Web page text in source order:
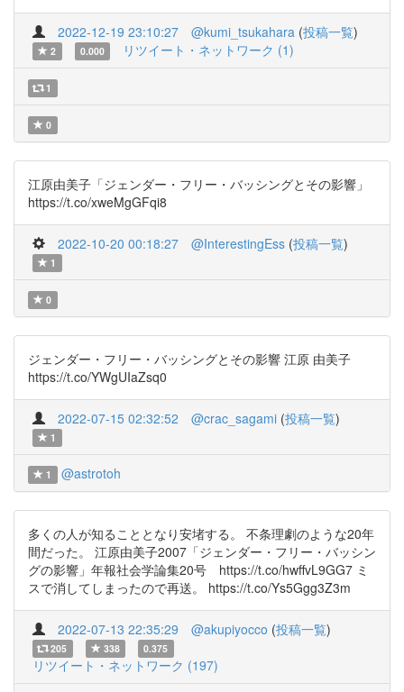
2022-12-19 23:10:27 @kumi_tsukahara (投稿一覧)
2 0.000 リツイート・ネットワーク (1)
1
0
江原由美子「ジェンダー・フリー・バッシングとその影響」
https://t.co/xweMgGFqi8
2022-10-20 00:18:27 @InterestingEss (投稿一覧)
1
0
ジェンダー・フリー・バッシングとその影響 江原 由美子
https://t.co/YWgUIaZsq0
2022-07-15 02:32:52 @crac_sagami (投稿一覧)
1
1 @astrotoh
多くの人が知ることとなり安堵する。 不条理劇のような20年
間だった。 江原由美子2007「ジェンダー・フリー・バッシン
グの影響」年報社会学論集20号 https://t.co/hwffvL9GG7 ミ
スで消してしまったので再送。 https://t.co/Ys5Ggg3Z3m
2022-07-13 22:35:29 @akupiyocco (投稿一覧)
205 338 0.375
リツイート・ネットワーク (197)